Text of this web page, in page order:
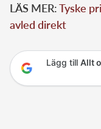
LÄS MER:Tyske
avled direkt
Lägg till Allt